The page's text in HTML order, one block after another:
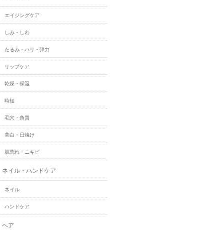
エイジングケア
しみ・しわ
たるみ・ハリ・弾力
リップケア
乾燥・保湿
時短
毛穴・角質
美白・日焼け
肌荒れ・ニキビ
ネイル・ハンドケア
ネイル
ハンドケア
ヘア